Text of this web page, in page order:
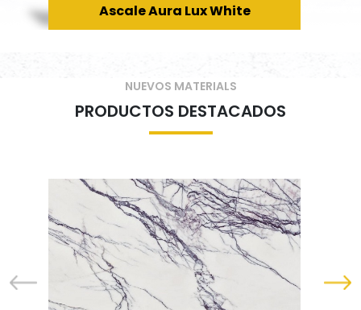
Ascale Aura Lux White
NUEVOS MATERIALS
PRODUCTOS DESTACADOS